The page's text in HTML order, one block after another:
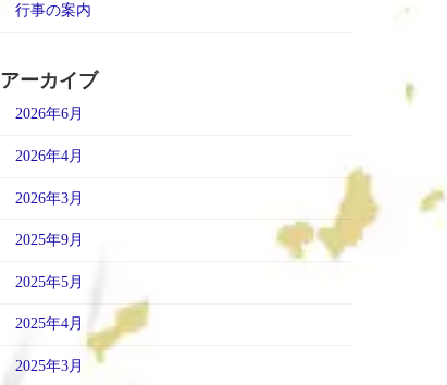
行事の案内
アーカイブ
2026年6月
2026年4月
2026年3月
2025年9月
2025年5月
2025年4月
2025年3月